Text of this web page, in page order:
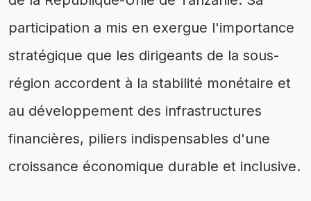
participation a mis en exergue l'importance
stratégique que les dirigeants de la sous-
région accordent à la stabilité monétaire et
au développement des infrastructures
financières, piliers indispensables d'une
croissance économique durable et inclusive.